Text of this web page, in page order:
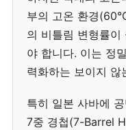
부의 고온 환경
의 비틀림 변형률이
야 합니다. 이는 정
력화하는 보이지 않
특히 일본 사바에
7중 경첩(7-Barrel